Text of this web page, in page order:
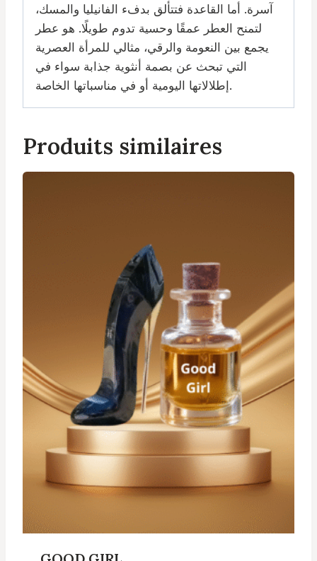
آسرة. أما القاعدة فتتألق بدفء الفانيليا والمسك،
لتمنح العطر عمقًا وحسية تدوم طويلًا. هو عطر
يجمع بين النعومة والرقي، مثالي للمرأة العصرية
التي تبحث عن بصمة أنثوية جذابة سواء في
إطلالاتها اليومية أو في مناسباتها الخاصة.
Produits similaires